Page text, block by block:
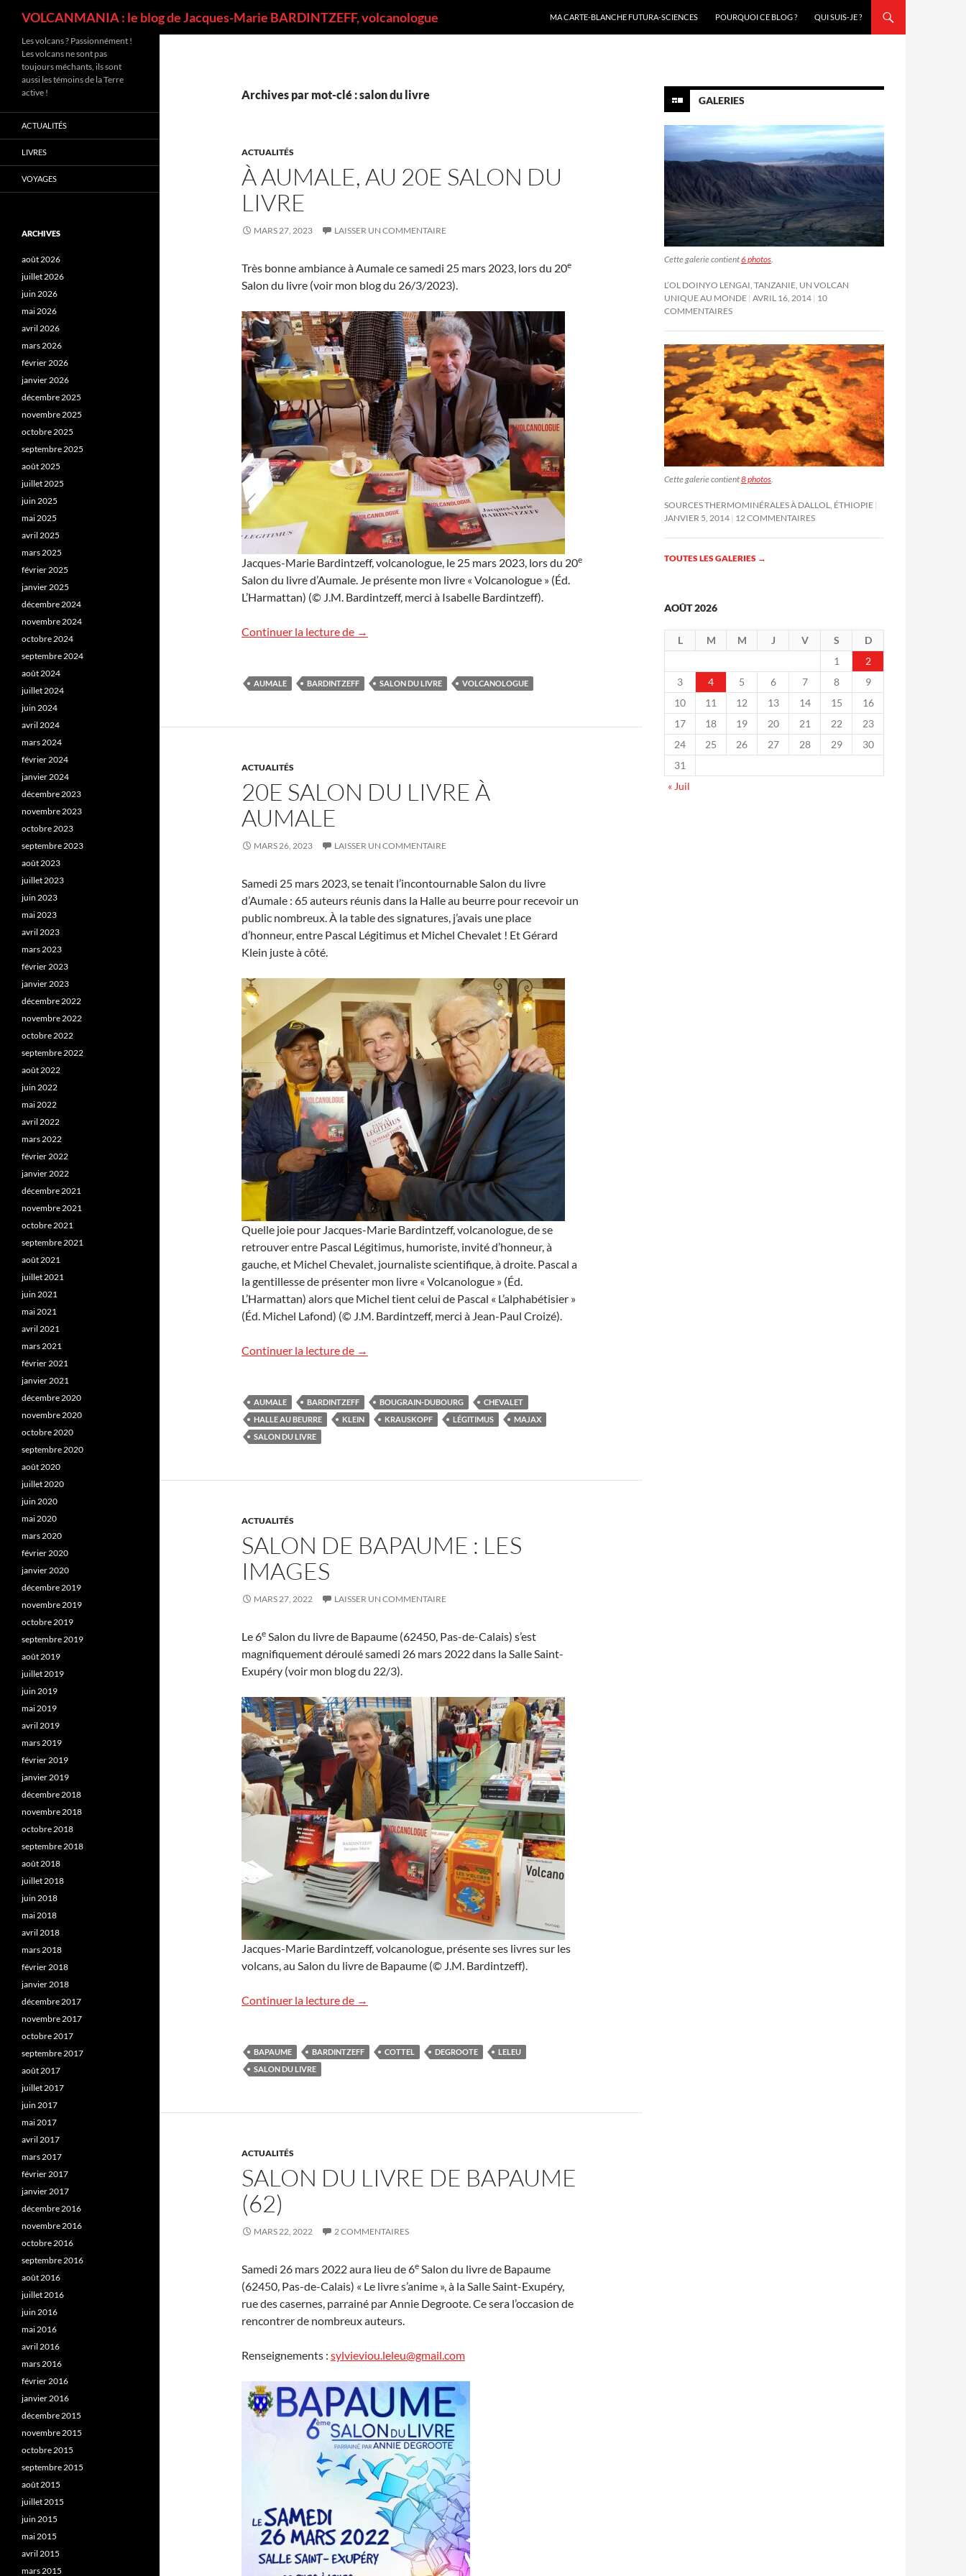
VOLCANMANIA : le blog de Jacques-Marie BARDINTZEFF, volcanologue
MA CARTE-BLANCHE FUTURA-SCIENCES
POURQUOI CE BLOG ? QUI SUIS-JE ?
Archives par mot-clé : salon du livre
ACTUALITÉS
À AUMALE, AU 20E SALON DU
LIVRE
MARS 27, 2023 LAISSER UN COMMENTAIRE
Très bonne ambiance à Aumale ce samedi 25 mars 2023, lors du 20e
Salon du livre (voir mon blog du 26/3/2023).
Jacques-Marie Bardintzeff, volcanologue, le 25 mars 2023, lors du 20e
Salon du livre d’Aumale. Je présente mon livre « Volcanologue » (Éd.
L’Harmattan) (© J.M. Bardintzeff, merci à Isabelle Bardintzeff).
Continuer la lecture de À Aumale, au 20e Salon du livre
→
AUMALE BARDINTZEFF SALON DU LIVRE VOLCANOLOGUE
ACTUALITÉS
20E SALON DU LIVRE À
AUMALE
MARS 26, 2023 LAISSER UN COMMENTAIRE
Samedi 25 mars 2023, se tenait l’incontournable Salon du livre
d’Aumale : 65 auteurs réunis dans la Halle au beurre pour recevoir un
public nombreux. À la table des signatures, j’avais une place
d’honneur, entre Pascal Légitimus et Michel Chevalet ! Et Gérard
Klein juste à côté.
Quelle joie pour Jacques-Marie Bardintzeff, volcanologue, de se
retrouver entre Pascal Légitimus, humoriste, invité d’honneur, à
gauche, et Michel Chevalet, journaliste scientifique, à droite. Pascal a
la gentillesse de présenter mon livre « Volcanologue » (Éd.
L’Harmattan) alors que Michel tient celui de Pascal « L’alphabétisier »
(Éd. Michel Lafond) (© J.M. Bardintzeff, merci à Jean-Paul Croizé).
Continuer la lecture de 20e Salon du livre à Aumale
→
AUMALE BARDINTZEFF BOUGRAIN-DUBOURG
CHEVALET
HALLE AU BEURRE
KLEIN KRAUSKOPF LÉGITIMUS
MAJAX
SALON DU LIVRE
ACTUALITÉS
SALON DE BAPAUME : LES
IMAGES
MARS 27, 2022 LAISSER UN COMMENTAIRE
Le 6e Salon du livre de Bapaume (62450, Pas-de-Calais) s’est
magnifiquement déroulé samedi 26 mars 2022 dans la Salle Saint-
Exupéry (voir mon blog du 22/3).
Jacques-Marie Bardintzeff, volcanologue, présente ses livres sur les
volcans, au Salon du livre de Bapaume (© J.M. Bardintzeff).
Continuer la lecture de Salon de Bapaume : les images
→
BAPAUME BARDINTZEFF COTTEL DEGROOTE
LELEU
SALON DU LIVRE
ACTUALITÉS
SALON DU LIVRE DE BAPAUME
(62)
MARS 22, 2022 2 COMMENTAIRES
Samedi 26 mars 2022 aura lieu de 6e Salon du livre de Bapaume
(62450, Pas-de-Calais) « Le livre s’anime », à la Salle Saint-Exupéry,
rue des casernes, parrainé par Annie Degroote. Ce sera l’occasion de
rencontrer de nombreux auteurs.
Renseignements : sylvieviou.leleu@gmail.com
GALERIES
Cette galerie contient6 photos.
L’OL DOINYO LENGAI, TANZANIE, UN VOLCAN
UNIQUE AU MONDE AVRIL 16, 2014 10
COMMENTAIRES
Cette galerie contient8 photos
SOURCES THERMOMINÉRALES À DALLOL, ÉTHIOPIE
JANVIER 5, 2014 12 COMMENTAIRES
TOUTES LES GALERIES →
AOÛT 2026
L M M J V S
D
1
2
3
4 5 6 7 8
9
10
11 12 13 14 15
16
17
18 19 20 21 22
23
24
25 26 27 28 29
30
31
« Juil
Les volcans ? Passionnément !
Les volcans ne sont pas
toujours méchants, ils sont
aussi les témoins de la Terre
active !
ACTUALITÉS
LIVRES
VOYAGES
ARCHIVES
août 2026
juillet 2026
juin 2026
mai 2026
avril 2026
mars 2026
février 2026
janvier 2026
décembre 2025
novembre 2025
octobre 2025
septembre 2025
août 2025
juillet 2025
juin 2025
mai 2025
avril 2025
mars 2025
février 2025
janvier 2025
décembre 2024
novembre 2024
octobre 2024
septembre 2024
août 2024
juillet 2024
juin 2024
avril 2024
mars 2024
février 2024
janvier 2024
décembre 2023
novembre 2023
octobre 2023
septembre 2023
août 2023
juillet 2023
juin 2023
mai 2023
avril 2023
mars 2023
février 2023
janvier 2023
décembre 2022
novembre 2022
octobre 2022
septembre 2022
août 2022
juin 2022
mai 2022
avril 2022
mars 2022
février 2022
janvier 2022
décembre 2021
novembre 2021
octobre 2021
septembre 2021
août 2021
juillet 2021
juin 2021
mai 2021
avril 2021
mars 2021
février 2021
janvier 2021
décembre 2020
novembre 2020
octobre 2020
septembre 2020
août 2020
juillet 2020
juin 2020
mai 2020
mars 2020
février 2020
janvier 2020
décembre 2019
novembre 2019
octobre 2019
septembre 2019
août 2019
juillet 2019
juin 2019
mai 2019
avril 2019
mars 2019
février 2019
janvier 2019
décembre 2018
novembre 2018
octobre 2018
septembre 2018
août 2018
juillet 2018
juin 2018
mai 2018
avril 2018
mars 2018
février 2018
janvier 2018
décembre 2017
novembre 2017
octobre 2017
septembre 2017
août 2017
juillet 2017
juin 2017
mai 2017
avril 2017
mars 2017
février 2017
janvier 2017
décembre 2016
novembre 2016
octobre 2016
septembre 2016
août 2016
juillet 2016
juin 2016
mai 2016
avril 2016
mars 2016
février 2016
janvier 2016
décembre 2015
novembre 2015
octobre 2015
septembre 2015
août 2015
juillet 2015
juin 2015
mai 2015
avril 2015
mars 2015